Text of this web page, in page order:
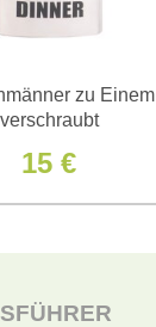
zu Einem
verschraubt
15 €